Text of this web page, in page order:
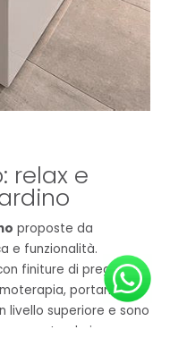
relax e
proposte da
e funzionalità.
finiture di pregio e
portano il
livello superiore e sono
naturale in